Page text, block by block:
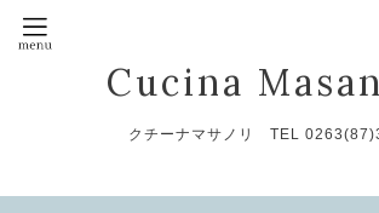
Cucina
クチーナマサノリ TEL